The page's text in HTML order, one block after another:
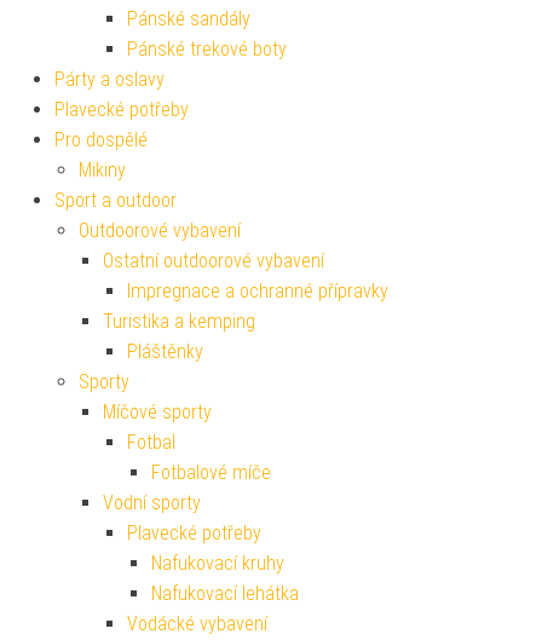
Pánské sandály
Pánské trekové boty
Párty a oslavy
Plavecké potřeby
Pro dospělé
Mikiny
Sport a outdoor
Outdoorové vybavení
Ostatní outdoorové vybavení
Impregnace a ochranné přípravky
Turistika a kemping
Pláštěnky
Sporty
Míčové sporty
Fotbal
Fotbalové míče
Vodní sporty
Plavecké potřeby
Nafukovací kruhy
Nafukovací lehátka
Vodácké vybavení